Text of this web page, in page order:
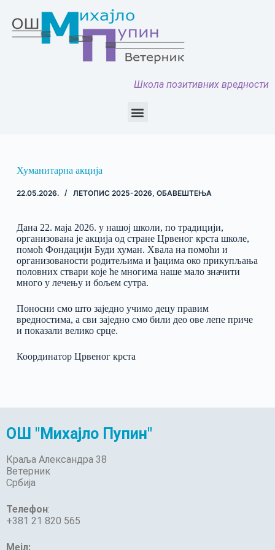
Школа позитивних вредности
Хуманитарна акција
22.05.2026. ЛЕТОПИС 2025-2026, ОБАВЕШТЕЊА
Дана 22. маја 2026. у нашој школи, по традицији,
организована је акција од стране Црвеног крста школе,
помоћ Фондацији Буди хуман. Хвала на помоћи и
организованости родитељима и ђацима око прикупљања
половних ствари које ће многима наше мало значити
много у лечењу и бољем сутра.
Поносни смо што заједно учимо децу правим
вредностима, а сви заједно смо били део ове лепе приче
и показали велико срце.
Координатор Црвеног крста
ОШ "Михајло Пупин"
Краља Александра 38
Ветерник
Србија
Телефон:
+381 21 820 565
Мејл: